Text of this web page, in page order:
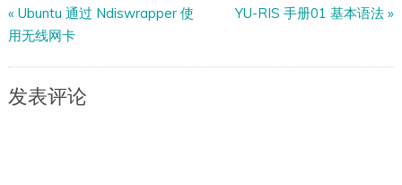
« Ubuntu 通过 Ndiswrapper 使
用无线网卡
YU-RIS 手册01 基本语法 »
发表评论